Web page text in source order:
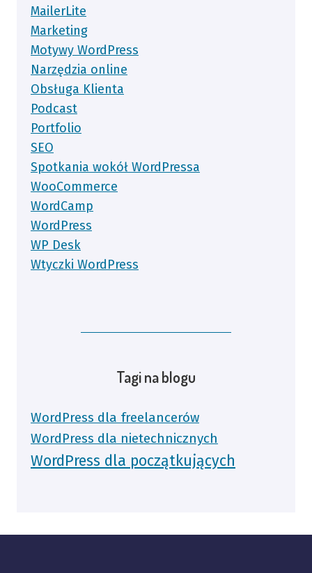
MailerLite
Marketing
Motywy WordPress
Narzędzia online
Obsługa Klienta
Podcast
Portfolio
SEO
Spotkania wokół WordPressa
WooCommerce
WordCamp
WordPress
WP Desk
Wtyczki WordPress
Tagi na blogu
WordPress dla freelancerów
WordPress dla nietechnicznych
WordPress dla początkujących